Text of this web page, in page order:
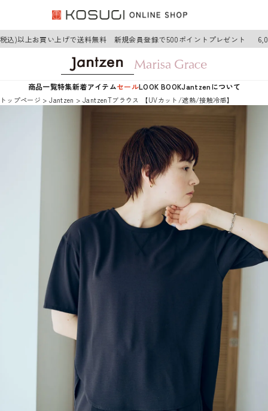
)以上お買い上げで送料無料 新規会員登録で500ポイントプレゼント
商品一覧特集新着アイテムセールLOOK BOOKJantzenについて
トップページ Jantzen JantzenTブラウス 【UVカット/遮熱/接触冷感】